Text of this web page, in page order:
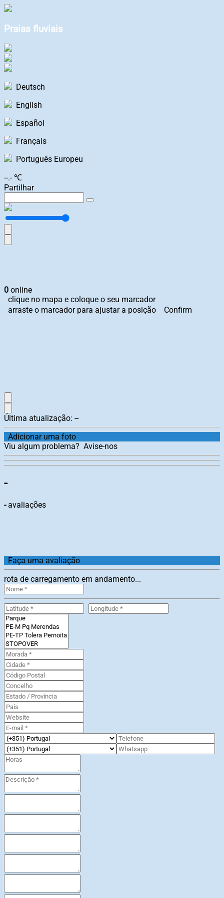
Praias fluviais
Deutsch
English
Español
Français
Português Europeu
--.- ℃
Partilhar
0 online
clique no mapa e coloque o seu marcador
arraste o marcador para ajustar a posição
Confirm
Última atualização: --
Adicionar uma foto
Viu algum problema? Avise-nos
-
-avaliações
Faça uma avaliação
rota de carregamento em andamento...